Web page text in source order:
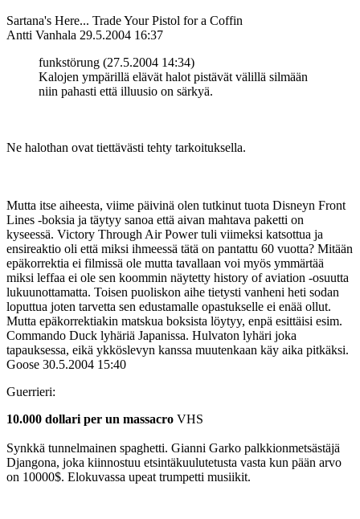
Sartana's Here... Trade Your Pistol for a Coffin
Antti Vanhala 29.5.2004 16:37
funkstörung (27.5.2004 14:34)
Kalojen ympärillä elävät halot pistävät välillä silmään
niin pahasti että illuusio on särkyä.
Ne halothan ovat tiettävästi tehty tarkoituksella.
Mutta itse aiheesta, viime päivinä olen tutkinut tuota Disneyn Front
Lines ‑boksia ja täytyy sanoa että aivan mahtava paketti on
kyseessä. Victory Through Air Power tuli viimeksi katsottua ja
ensireaktio oli että miksi ihmeessä tätä on pantattu 60 vuotta? Mitään
epäkorrektia ei filmissä ole mutta tavallaan voi myös ymmärtää
miksi leffaa ei ole sen koommin näytetty history of aviation ‑osuutta
lukuunottamatta. Toisen puoliskon aihe tietysti vanheni heti sodan
loputtua joten tarvetta sen edustamalle opastukselle ei enää ollut.
Mutta epäkorrektiakin matskua boksista löytyy, enpä esittäisi esim.
Commando Duck lyhäriä Japanissa. Hulvaton lyhäri joka
tapauksessa, eikä ykköslevyn kanssa muutenkaan käy aika pitkäksi.
Goose 30.5.2004 15:40
Guerrieri:
10.000 dollari per un massacro VHS
Synkkä tunnelmainen spaghetti. Gianni Garko palkkionmetsästäjä
Djangona, joka kiinnostuu etsintäkuulutetusta vasta kun pään arvo
on 10000$. Elokuvassa upeat trumpetti musiikit.